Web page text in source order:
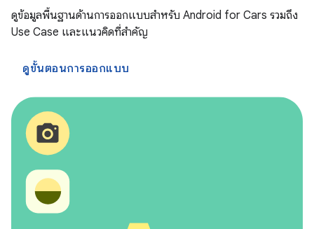
ดูข้อมูลพื้นฐานด้านการออกแบบสำหรับ Android for Cars รวมถึง
Use Case และแนวคิดที่สำคัญ
ดูขั้นตอนการออกแบบ